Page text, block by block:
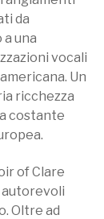
da
una
vocali
Un
ricchezza
costante
of Clare
autorevoli
Oltre ad